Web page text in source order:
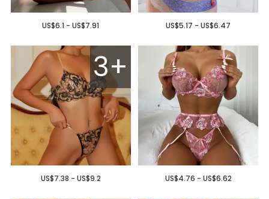
US$5.17 - US$6.47
US$6.1 - US$7.91
US$4.76 - US$6.62
3+
US$7.38 - US$9.2